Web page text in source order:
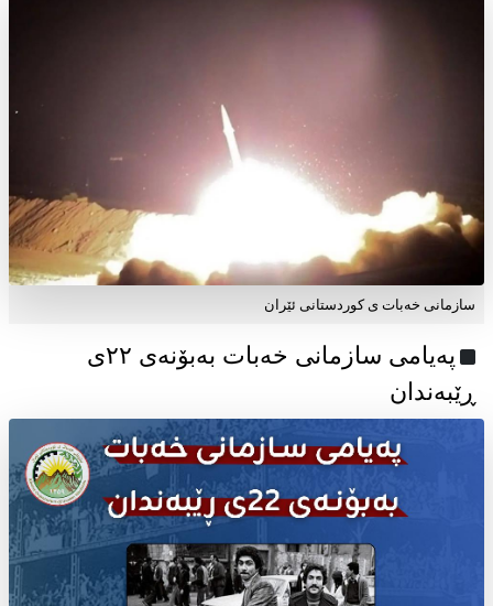
سازمانی خەبات ی کوردستانی ئێران
پەیامی سازمانی خەبات بەبۆنەی ۲۲ی
ڕێبەندان